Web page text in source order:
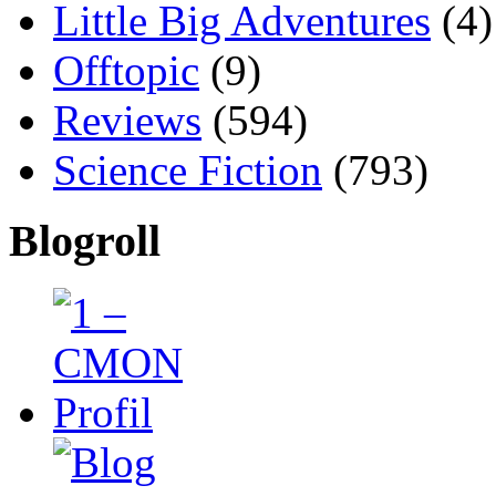
Little Big Adventures (4)
Offtopic (9)
Reviews (594)
Science Fiction (793)
Blogroll